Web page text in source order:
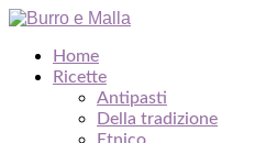
Home
Ricette
Antipasti
Della tradizione